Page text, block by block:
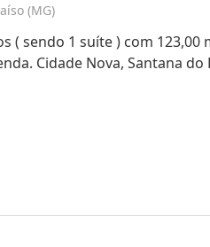
(MG)
sendo 1 suíte ) com 123,00
Cidade Nova, Santana do